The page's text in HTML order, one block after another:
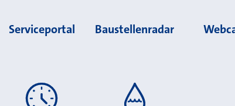
Serviceportal Baustellenradar